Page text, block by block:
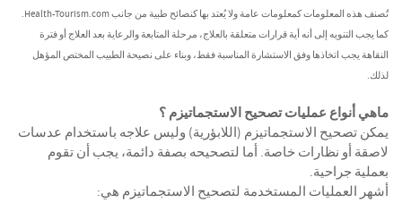
تُصنف هذه المعلومات كمعلومات عامة ولا يُعتد بها كنصائح طبية من جانب Health-Tourism.com.
كما يجب التنويه إلى أنه أية قرارات متعلقة بالعلاج، مرحلة المتابعة والرعاية بعد العلاج أو فترة
النقاهة يجب اتخاذها وفق الاستشارة المناسبة فقط، وبناء على نصيحة الطبيب المختص المؤهل
لذلك.
ماهي أنواع عمليات تصحيح الاستجماتيزم ؟
يمكن تصحيح الاستجماتيزم (اللابؤرية) وليس علاجه باستخدام عدسات
لاصقة أو نظارات خاصة. أما لتصحيحه بصفة دائمة، يجب أن تقوم
بعملية جراحية.
أشهر العمليات المستخدمة لتصحيح الاستجماتيزم هي: